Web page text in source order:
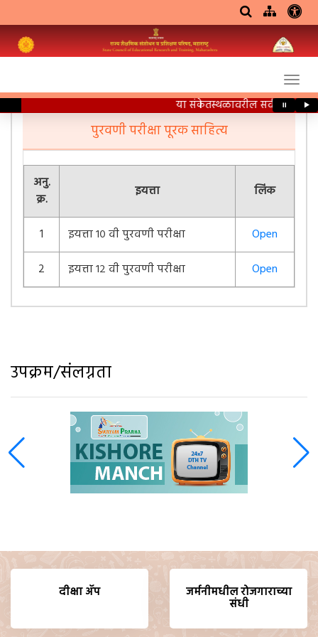
या संकेतस्थळावरील सर्व ⏸ ▶
पुरवणी परीक्षा पूरक साहित्य
अनु.
क्र.
इयत्ता लिंक
1 इयत्ता १० वी पुरवणी परीक्षा
Open
2
इयत्ता १२ वी पुरवणी परीक्षा Open
उपक्रम/संलग्नता
दीक्षा ॲप जर्मनीमधील रोजगाराच्या
संधी